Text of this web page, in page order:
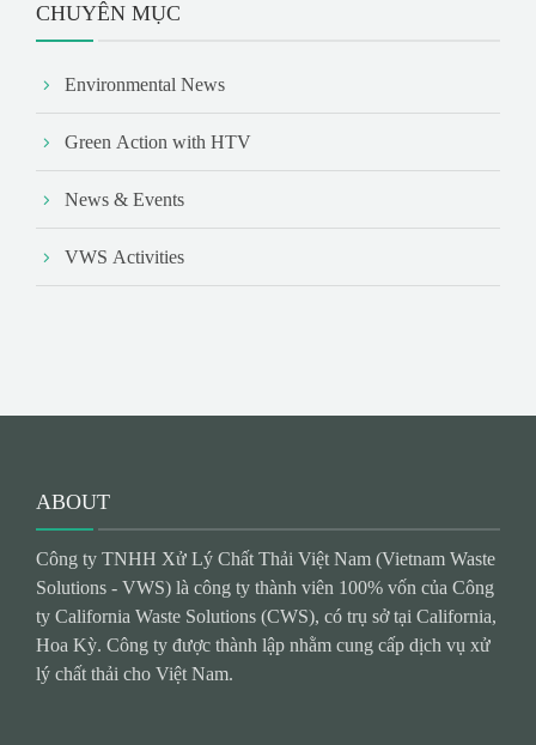
CHUYÊN MỤC
Environmental News
Green Action with HTV
News & Events
VWS Activities
ABOUT
Công ty TNHH Xử Lý Chất Thải Việt Nam (Vietnam Waste
Solutions - VWS) là công ty thành viên 100% vốn của Công
ty California Waste Solutions (CWS), có trụ sở tại California,
Hoa Kỳ. Công ty được thành lập nhằm cung cấp dịch vụ xử
lý chất thải cho Việt Nam.